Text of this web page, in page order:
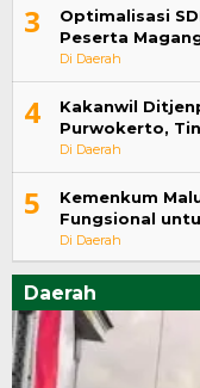
3
Optimalisasi
Peserta
Di Daerah
4
Kakanwil
Purwokerto,
Di Daerah
5
Kemenkum
Fungsional
Di Daerah
Daerah